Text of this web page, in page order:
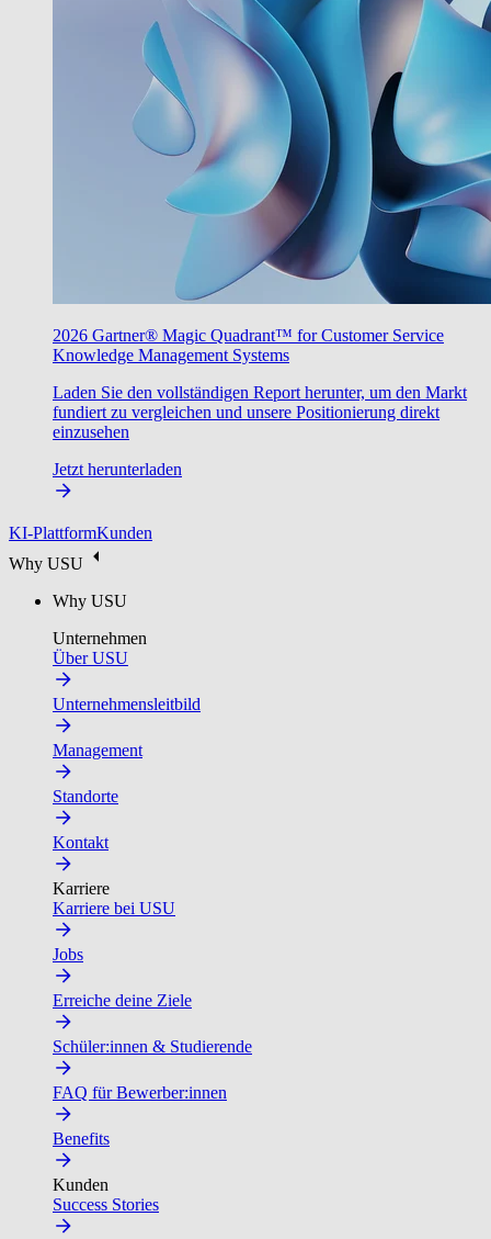
2026 Gartner® Magic Quadrant™ for Customer Service
Knowledge Management Systems
Laden Sie den vollständigen Report herunter, um den Markt
fundiert zu vergleichen und unsere Positionierung direkt
einzusehen
Jetzt herunterladen
KI-PlattformKunden
Why USU
Why USU
Unternehmen
Über USU
Unternehmensleitbild
Management
Standorte
Kontakt
Karriere
Karriere bei USU
Jobs
Erreiche deine Ziele
Schüler:innen & Studierende
FAQ für Bewerber:innen
Benefits
Kunden
Success Stories